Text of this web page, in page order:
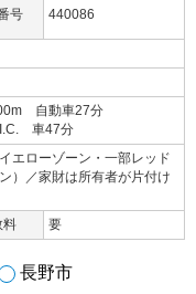
号 440086
自動車27分
I.C. 車47分
エローゾーン・一部レッド
）／家財は所有者が片付け
料 要
長野市